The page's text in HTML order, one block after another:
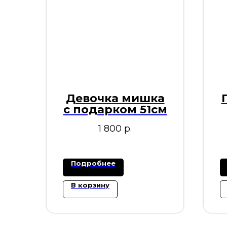
Девочка мишка
с подарком 51см
1 800 р.
Подробнее
В корзину